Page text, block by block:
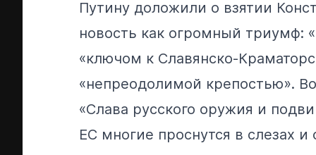
Путину доложили о взятии
новость как огромный триумф:
«ключом к Славянско-
«непреодолимой крепостью».
«Слава русского оружия и
ЕС многие проснутся в слезах